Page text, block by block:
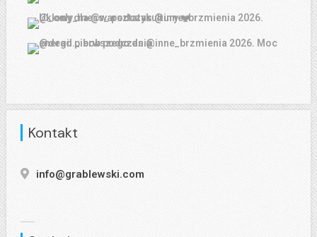
Kontakt
info@grablewski.com